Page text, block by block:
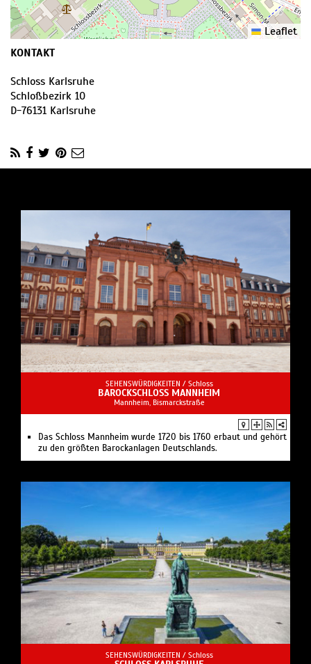
Leaflet
KONTAKT
Schloss Karlsruhe
Schloßbezirk 10
D-76131 Karlsruhe
SEHENSWÜRDIGKEITEN / Schloss
BAROCKSCHLOSS MANNHEIM
Mannheim, Bismarckstraße
Das Schloss Mannheim wurde 1720 bis 1760 erbaut und gehört
zu den größten Barockanlagen Deutschlands.
SEHENSWÜRDIGKEITEN / Schloss